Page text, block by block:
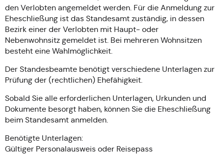
den Verlobten angemeldet werden. Für die Anmeldung zur
Eheschließung ist das Standesamt zuständig, in dessen
Bezirk einer der Verlobten mit Haupt- oder
Nebenwohnsitz gemeldet ist. Bei mehreren Wohnsitzen
besteht eine Wahlmöglichkeit.
Der Standesbeamte benötigt verschiedene Unterlagen zur
Prüfung der (rechtlichen) Ehefähigkeit.
Sobald Sie alle erforderlichen Unterlagen, Urkunden und
Dokumente besorgt haben, können Sie die Eheschließung
beim Standesamt anmelden.
Benötigte Unterlagen:
Gültiger Personalausweis oder Reisepass